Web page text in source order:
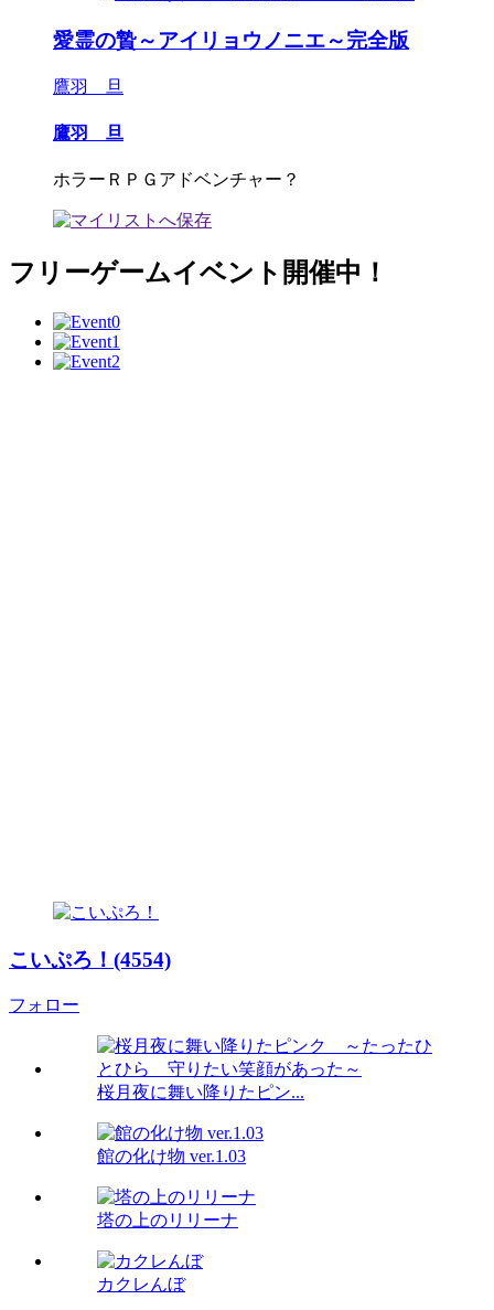
愛霊の贄～アイリョウノニエ～完全版
鷹羽 旦
鷹羽 旦
ホラーＲＰＧアドベンチャー？
フリーゲームイベント開催中！
こいぷろ！(4554)
フォロー
桜月夜に舞い降りたピン...
館の化け物 ver.1.03
塔の上のリリーナ
カクレんぼ